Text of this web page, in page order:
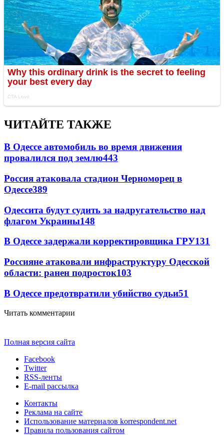
ЧИТАЙТЕ ТАКЖЕ
В Одессе автомобиль во время движения
провалился под землю443
Россия атаковала стадион Черноморец в
Одессе389
Одессита будут судить за надругательство над
флагом Украины148
В Одессе задержали корректировщика ГРУ131
Россияне атаковали инфраструктуру Одесской
области: ранен подросток103
В Одессе предотвратили убийство судьи51
Читать комментарии
Полная версия сайта
Facebook
Twitter
RSS-ленты
E-mail рассылка
Контакты
Реклама на сайте
Использование материалов korrespondent.net
Правила пользования сайтом